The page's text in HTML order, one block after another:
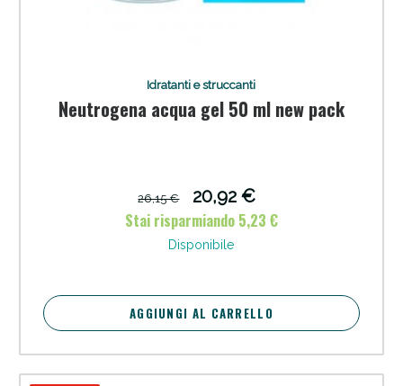
Idratanti e struccanti
Neutrogena acqua gel 50 ml new pack
26,15 €
20,92 €
Stai risparmiando 5,23 €
Disponibile
AGGIUNGI AL CARRELLO